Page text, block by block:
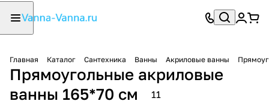
Главная Каталог Сантехника Ванны Акриловые ванны
Прямоугольные акриловые
ванны 165*70 см
11